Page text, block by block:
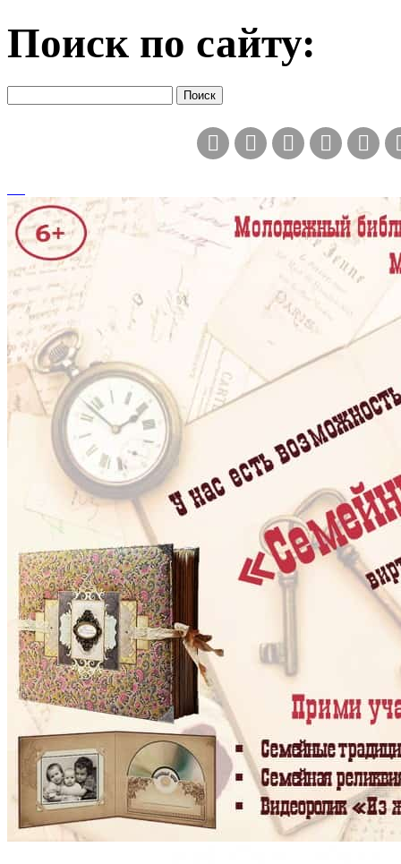
Поиск по сайту: